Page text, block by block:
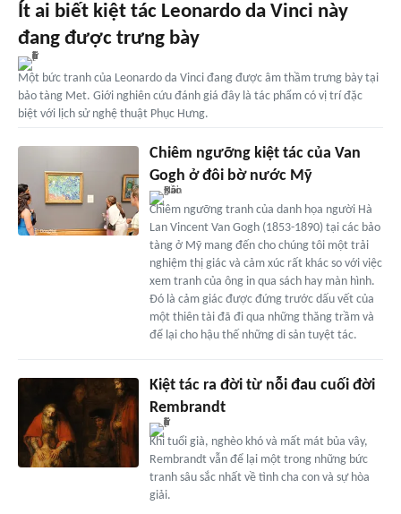
Ít ai biết kiệt tác Leonardo da Vinci này
đang được trưng bày
Một bức tranh của Leonardo da Vinci đang được âm thầm trưng bày tại
bảo tàng Met. Giới nghiên cứu đánh giá đây là tác phẩm có vị trí đặc
biệt với lịch sử nghệ thuật Phục Hưng.
Chiêm ngưỡng kiệt tác của Van
Gogh ở đôi bờ nước Mỹ
Chiêm ngưỡng tranh của danh họa người Hà
Lan Vincent Van Gogh (1853-1890) tại các bảo
tàng ở Mỹ mang đến cho chúng tôi một trải
nghiệm thị giác và cảm xúc rất khác so với việc
xem tranh của ông in qua sách hay màn hình.
Đó là cảm giác được đứng trước dấu vết của
một thiên tài đã đi qua những thăng trầm và
để lại cho hậu thế những di sản tuyệt tác.
Kiệt tác ra đời từ nỗi đau cuối đời
Rembrandt
Khi tuổi già, nghèo khó và mất mát bủa vây,
Rembrandt vẫn để lại một trong những bức
tranh sâu sắc nhất về tình cha con và sự hòa
giải.